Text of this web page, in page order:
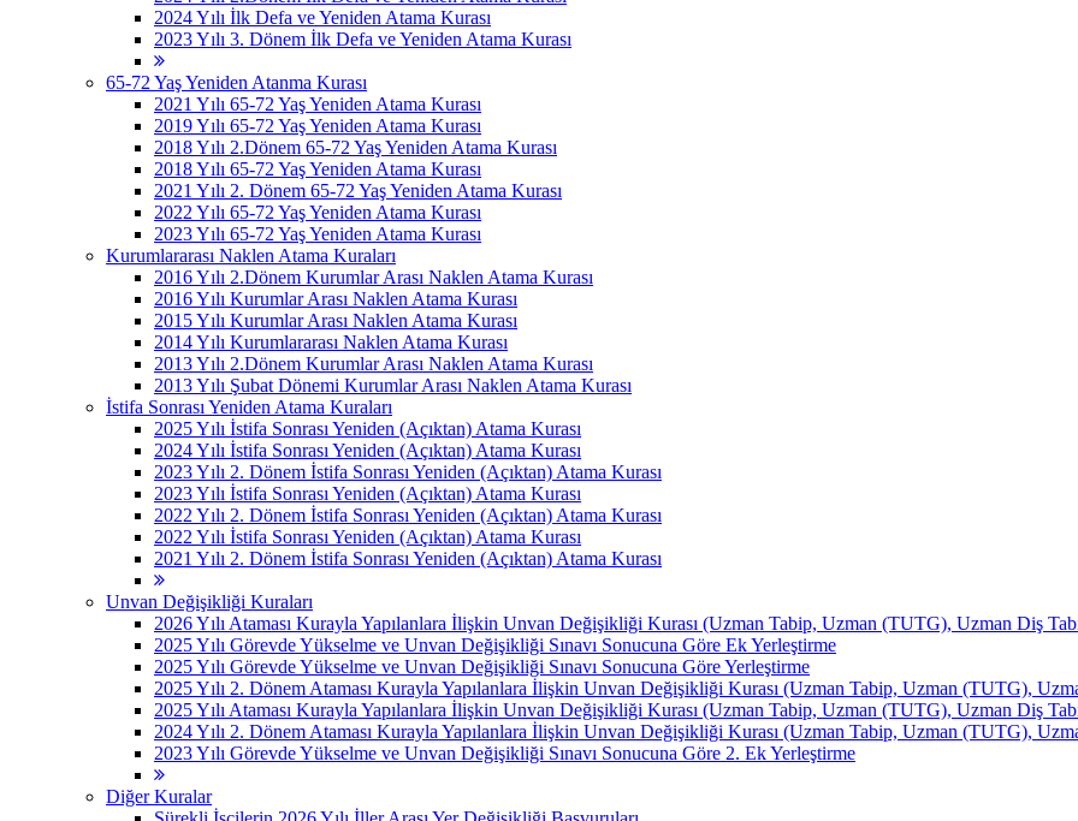
2024 Yılı İlk Defa ve Yeniden Atama Kurası
2023 Yılı 3. Dönem İlk Defa ve Yeniden Atama Kurası
65-72 Yaş Yeniden Atanma Kurası
2021 Yılı 65-72 Yaş Yeniden Atama Kurası
2019 Yılı 65-72 Yaş Yeniden Atama Kurası
2018 Yılı 2.Dönem 65-72 Yaş Yeniden Atama Kurası
2018 Yılı 65-72 Yaş Yeniden Atama Kurası
2021 Yılı 2. Dönem 65-72 Yaş Yeniden Atama Kurası
2022 Yılı 65-72 Yaş Yeniden Atama Kurası
2023 Yılı 65-72 Yaş Yeniden Atama Kurası
Kurumlararası Naklen Atama Kuraları
2016 Yılı 2.Dönem Kurumlar Arası Naklen Atama Kurası
2016 Yılı Kurumlar Arası Naklen Atama Kurası
2015 Yılı Kurumlar Arası Naklen Atama Kurası
2014 Yılı Kurumlararası Naklen Atama Kurası
2013 Yılı 2.Dönem Kurumlar Arası Naklen Atama Kurası
2013 Yılı Şubat Dönemi Kurumlar Arası Naklen Atama Kurası
İstifa Sonrası Yeniden Atama Kuraları
2025 Yılı İstifa Sonrası Yeniden (Açıktan) Atama Kurası
2024 Yılı İstifa Sonrası Yeniden (Açıktan) Atama Kurası
2023 Yılı 2. Dönem İstifa Sonrası Yeniden (Açıktan) Atama Kurası
2023 Yılı İstifa Sonrası Yeniden (Açıktan) Atama Kurası
2022 Yılı 2. Dönem İstifa Sonrası Yeniden (Açıktan) Atama Kurası
2022 Yılı İstifa Sonrası Yeniden (Açıktan) Atama Kurası
2021 Yılı 2. Dönem İstifa Sonrası Yeniden (Açıktan) Atama Kurası
Unvan Değişikliği Kuraları
2026 Yılı Ataması Kurayla Yapılanlara İlişkin Unvan Değişikliği Kurası (Uzman Tabip, Uzman (TUTG), Uzman Diş
2025 Yılı Görevde Yükselme ve Unvan Değişikliği Sınavı Sonucuna Göre Ek Yerleştirme
2025 Yılı Görevde Yükselme ve Unvan Değişikliği Sınavı Sonucuna Göre Yerleştirme
2025 Yılı 2. Dönem Ataması Kurayla Yapılanlara İlişkin Unvan Değişikliği Kurası (Uzman Tabip, Uzman (TUTG),
2025 Yılı Ataması Kurayla Yapılanlara İlişkin Unvan Değişikliği Kurası (Uzman Tabip, Uzman (TUTG), Uzman Diş
2024 Yılı 2. Dönem Ataması Kurayla Yapılanlara İlişkin Unvan Değişikliği Kurası (Uzman Tabip, Uzman (TUTG),
2023 Yılı Görevde Yükselme ve Unvan Değişikliği Sınavı Sonucuna Göre 2. Ek Yerleştirme
Diğer Kuralar